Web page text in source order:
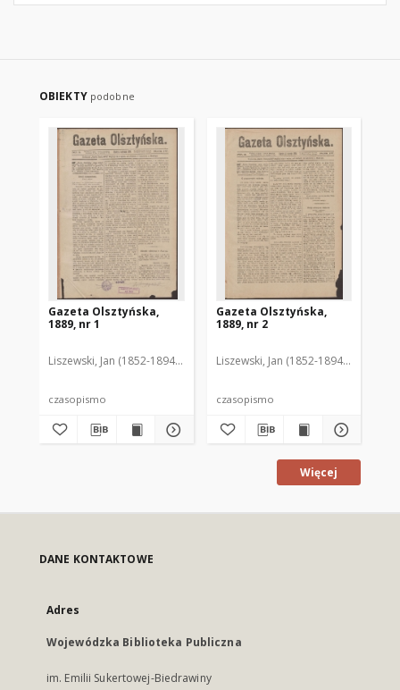
OBIEKTY podobne
Gazeta Olsztyńska,
1889, nr 1
Liszewski, Jan (1852-1894). Red.
czasopismo
Gazeta Olsztyńska,
1889, nr 2
Liszewski, Jan (1852-1894). Red.
czasopismo
Więcej
DANE KONTAKTOWE
Adres
Wojewódzka Biblioteka Publiczna
im. Emilii Sukertowej-Biedrawiny